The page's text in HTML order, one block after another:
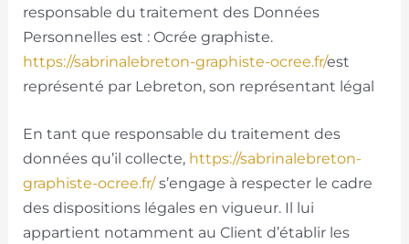
responsable du traitement des Données
Personnelles est : Ocrée graphiste.
https://sabrinalebreton-graphiste-ocree.fr/est
représenté par Lebreton, son représentant légal
En tant que responsable du traitement des
données qu’il collecte, https://sabrinalebreton-
graphiste-ocree.fr/s’engage à respecter le cadre
des dispositions légales en vigueur. Il lui
appartient notamment au Client d’établir les